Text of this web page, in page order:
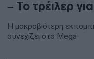
– Το τρέιλερ
Η μακροβιότερη
συνεχίζει στο Mega